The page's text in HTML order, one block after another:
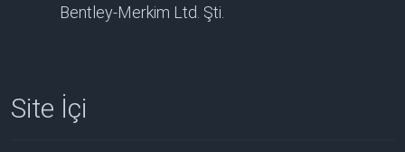
Bentley-Merkim Ltd. Şti.
Site İçi